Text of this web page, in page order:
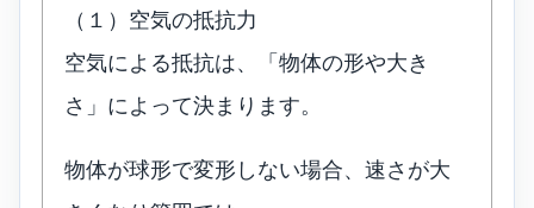
（１）空気の抵抗力
空気による抵抗は、「物体の形や大き
さ」によって決まります。
物体が球形で変形しない場合、速さが大